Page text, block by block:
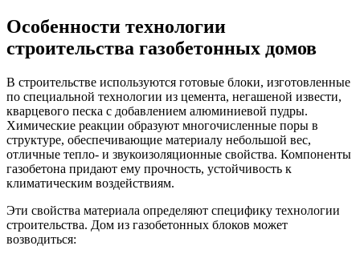
Особенности технологии
строительства газобетонных домов
В строительстве используются готовые блоки, изготовленные
по специальной технологии из цемента, негашеной извести,
кварцевого песка с добавлением алюминиевой пудры.
Химические реакции образуют многочисленные поры в
структуре, обеспечивающие материалу небольшой вес,
отличные тепло- и звукоизоляционные свойства. Компоненты
газобетона придают ему прочность, устойчивость к
климатическим воздействиям.
Эти свойства материала определяют специфику технологии
строительства. Дом из газобетонных блоков может
возводиться: